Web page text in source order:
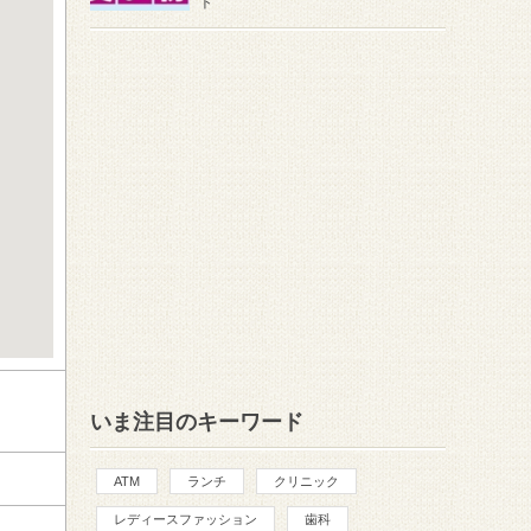
いま注目のキーワード
ATM ランチ クリニック
レディースファッション 歯科